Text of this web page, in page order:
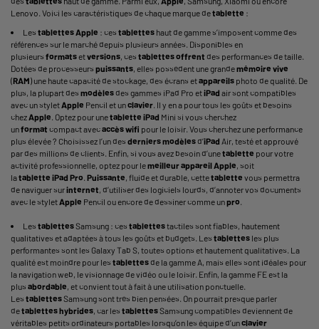
Lenovo. Voici les caractéristiques de chaque marque detablette :
Les tablettesApple : ces tablettes haut de gamme s’imposent comme des
références sur le marché depuis plusieurs années. Disponibles en
plusieurs formatsetversions, ces tablettesoffrent des performances de taille.
Dotées de processeurs puissants, elles possèdent une grandemémoire vive
(RAM) une haute capacité de stockage, des écrans etappareils photo de qualité. De
plus, la plupart des modèlesdes gammes iPad Pro etiPad air sont compatibles
avec un styletApple Pencil et unclavier. Il y en a pour tous les goûts et besoins
chezApple. Optez pour unetablette iPad Mini si vous cherchez
unformat compact avecaccès wifi pour le loisir. Vous cherchez une performance
plus élevée ? Choisissez l’un des derniersmodèlesd’iPad Air, testé et approuvé
par des millions de clients. Enfin, si vous avez besoin d’unetablette pour votre
activité professionnelle, optez pour lemeilleurappareilApple, soit
latablette iPad Pro. Puissante, fluide et durable, cettetablette vous permettra
de naviguer surinternet, d’utiliser des logiciels lourds, d’annoter vos documents
avec le styletApple Pencil ou encore de dessiner comme unpro.
Les tablettesSamsung : ces tablettestactiles sont fiables, hautement
qualitatives et adaptées à tous les goûts et budgets. Les tablettes les plus
performantes sont les Galaxy Tab S, toutes options et hautement qualitatives. La
qualité est moindre pour les tablettesde la gamme A, mais elles sont idéales pour
la navigation web, le visionnage de vidéo ou le loisir. Enfin, la gamme FE est la
plus abordable, et convient tout à fait à une utilisation ponctuelle.
Les tablettesSamsung sont très bien pensées. On pourrait presque parler
detabletteshybrides, car les tablettesSamsung compatibles deviennent de
véritables petits ordinateurs portables lorsqu’on les équipe d’unclavier